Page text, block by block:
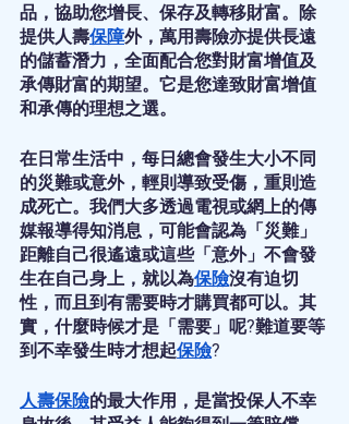
品，協助您增長、保存及轉移財富。除
提供人壽保障外，萬用壽險亦提供長遠
的儲蓄潛力，全面配合您對財富增值及
承傳財富的期望。它是您達致財富增值
和承傳的理想之選。
在日常生活中，每日總會發生大小不同
的災難或意外，輕則導致受傷，重則造
成死亡。我們大多透過電視或網上的傳
媒報導得知消息，可能會認為「災難」
距離自己很遙遠或這些「意外」不會發
生在自己身上，就以為保險沒有迫切
性，而且到有需要時才購買都可以。其
實，什麼時候才是「需要」呢?難道要等
到不幸發生時才想起保險?
人壽保險的最大作用，是當投保人不幸